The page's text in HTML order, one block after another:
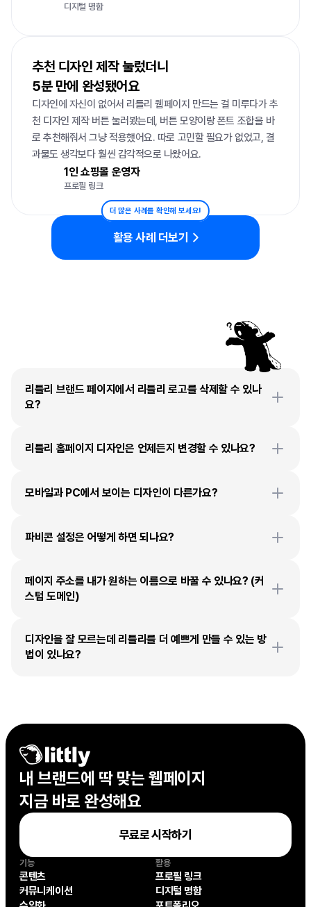
디지털 명함
추천 디자인 제작 눌렀더니
5분 만에 완성됐어요
디자인에 자신이 없어서 리틀리 웹페이지 만드는 걸 미루다가 추
천 디자인 제작 버튼 눌러봤는데, 버튼 모양이랑 폰트 조합을 바
로 추천해줘서 그냥 적용했어요. 따로 고민할 필요가 없었고, 결
과물도 생각보다 훨씬 감각적으로 나왔어요.
1인 쇼핑몰 운영자
프로필 링크
더 많은 사례를 확인해 보세요!
활용 사례 더보기
리틀리 브랜드 페이지에서 리틀리 로고를 삭제할 수 있나
요?
리틀리 홈페이지 디자인은 언제든지 변경할 수 있나요?
모바일과 PC에서 보이는 디자인이 다른가요?
파비콘 설정은 어떻게 하면 되나요?
페이지 주소를 내가 원하는 이름으로 바꿀 수 있나요? (커
스텀 도메인)
디자인을 잘 모르는데 리틀리를 더 예쁘게 만들 수 있는 방
법이 있나요?
내 브랜드에 딱 맞는 웹페이지
지금 바로 완성해요
무료로 시작하기
기능
콘텐츠
커뮤니케이션
활용
프로필 링크
디지털 명함